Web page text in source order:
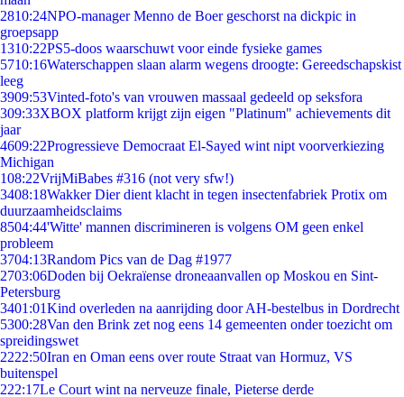
2810:24NPO-manager Menno de Boer geschorst na dickpic in
groepsapp
1310:22PS5-doos waarschuwt voor einde fysieke games
5710:16Waterschappen slaan alarm wegens droogte: Gereedschapskist
leeg
3909:53Vinted-foto's van vrouwen massaal gedeeld op seksfora
309:33XBOX platform krijgt zijn eigen "Platinum" achievements dit
jaar
4609:22Progressieve Democraat El-Sayed wint nipt voorverkiezing
Michigan
108:22VrijMiBabes #316 (not very sfw!)
3408:18Wakker Dier dient klacht in tegen insectenfabriek Protix om
duurzaamheidsclaims
8504:44'Witte' mannen discrimineren is volgens OM geen enkel
probleem
3704:13Random Pics van de Dag #1977
2703:06Doden bij Oekraïense droneaanvallen op Moskou en Sint-
Petersburg
3401:01Kind overleden na aanrijding door AH-bestelbus in Dordrecht
5300:28Van den Brink zet nog eens 14 gemeenten onder toezicht om
spreidingswet
2222:50Iran en Oman eens over route Straat van Hormuz, VS
buitenspel
222:17Le Court wint na nerveuze finale, Pieterse derde